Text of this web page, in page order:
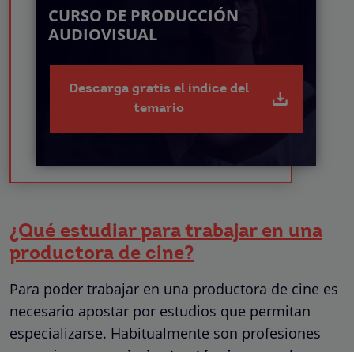
CURSO DE PRODUCCIÓN
AUDIOVISUAL
Descarga gratis el índice del
temario
¿Qué estudiar para trabajar en una
productora de cine?
Para poder trabajar en una productora de cine es
necesario apostar por estudios que permitan
especializarse. Habitualmente son profesiones